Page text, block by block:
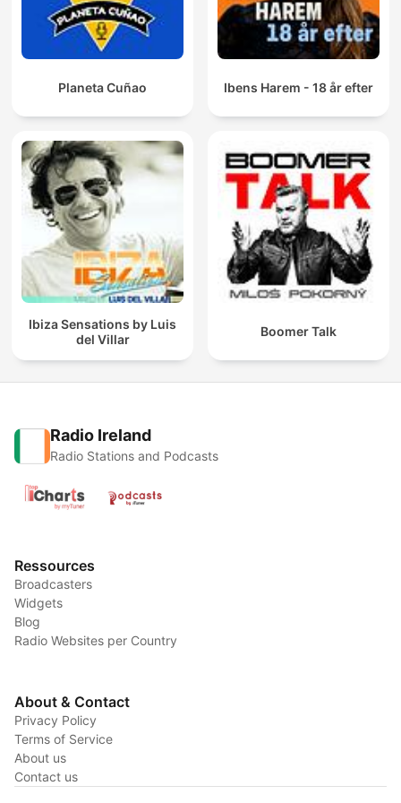
Planeta Cuñao Ibens Harem - 18 år efter
Ibiza Sensations by Luis
del Villar
Boomer Talk
Radio Ireland
Radio Stations and Podcasts
Ressources
Broadcasters
Widgets
Blog
Radio Websites per Country
About & Contact
Privacy Policy
Terms of Service
About us
Contact us